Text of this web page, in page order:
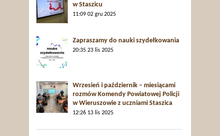
w Staszicu
11:09 02 gru 2025
Zapraszamy do nauki szydełkowania
20:35 23 lis 2025
Wrzesień i październik – miesiącami
rozmów Komendy Powiatowej Policji
w Wieruszowie z uczniami Staszica
12:26 13 lis 2025